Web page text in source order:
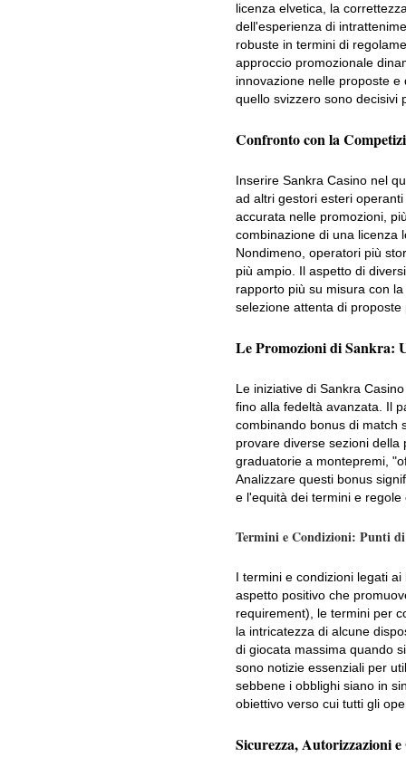
licenza elvetica, la
dell'esperienza di
robuste in termini di
approccio promozionale
innovazione nelle proposte
quello svizzero sono decisivi
Confronto con la
Inserire Sankra Casino nel
ad altri gestori esteri
accurata nelle promozioni,
combinazione di una licenza
Nondimeno, operatori più
più ampio. Il aspetto di
rapporto più su misura con
selezione attenta di
Le Promozioni di Sankra:
Le iniziative di Sankra
fino alla fedeltà avanzata. Il
combinando bonus di match
provare diverse sezioni
graduatorie a montepremi,
Analizzare questi bonus
e l'equità dei termini e
Termini e Condizioni: Punti di
I termini e condizioni legati
aspetto positivo che
requirement), le termini per
la intricatezza di alcune
di giocata massima quando
sono notizie essenziali per
sebbene i obblighi siano in
obiettivo verso cui tutti gli
Sicurezza, Autorizzazioni e